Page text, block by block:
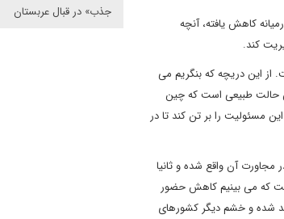
کاهش یافته، آنچه
کند.
این دریچه که بنگریم می
حالت طبیعی است که چین
مسئولیت را بر تن کند تا در
مجاورت آن واقع شده و ثانیا
است که می بینیم کاهش حضور
شده و خشم دیگر کشورهای
جذب» در قبال عربستان